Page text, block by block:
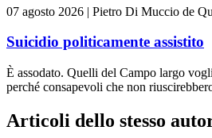
07 agosto 2026 | Pietro Di Muccio de
Suicidio politicamente assistito
È assodato. Quelli del Campo largo
perché consapevoli che non
Articoli dello stesso